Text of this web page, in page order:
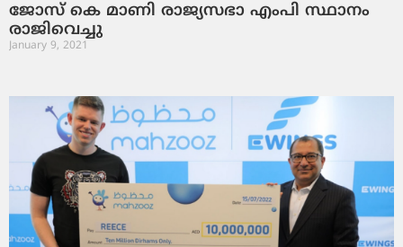
ജോസ് കെ മാണി രാജ്യസഭാ എംപി സ്ഥാനം
രാജിവെച്ചു
January 9, 2021